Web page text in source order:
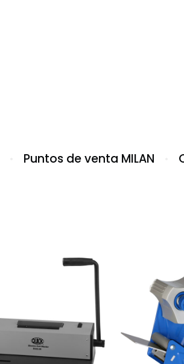
Puntos de venta MILAN